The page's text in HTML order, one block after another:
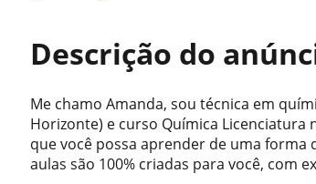
Descrição do
Me chamo Amanda, sou técnica em
Horizonte) e curso Química Licenciatura
que você possa aprender de uma forma
aulas são 100% criadas para você, com